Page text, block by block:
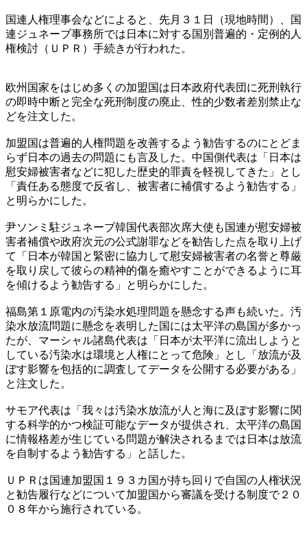
国連人権理事会などによると、先月３１日（現地時間）、国
連ジュネーブ事務所では日本に対する国別普遍的・定例的人
権検討（ＵＰＲ）手続きが行われた。
欧州国家をはじめ多くの加盟国は日本政府代表団に死刑執行
の即時中断と完全な死刑制度の廃止、性的少数者差別禁止な
どを注文した。
加盟国は普遍的人権問題を改善するよう勧告するのにとどま
らず日本の過去の問題にも言及した。中国側代表は「日本は
慰安婦被害者などに犯した歴史的罪責を軽視してきた」とし
「責任ある態度で反省し、被害者に補償するよう勧告する」
と明らかにした。
尹ソンミ駐ジュネーブ韓国代表部次席大使も国連が慰安婦被
害者補償や政府次元の公式謝罪などを勧告した点を取り上げ
て「日本が韓国と緊密に協力して慰安婦被害者の名誉と尊厳
を取り戻して彼らの精神的傷を癒やすことができるように耳
を傾けるよう勧告する」と明らかにした。
福島第１原電内の汚染水処理問題を懸念する声も続いた。汚
染水放流問題に懸念を表明した国には太平洋の島国が多かっ
たが、マーシャル諸島代表は「日本が太平洋に流出しようと
している汚染水は環境と人権にとって危険」とし「放流が及
ぼす影響を包括的に調査してデータを公開する必要がある」
と注文した。
サモア代表は「我々は汚染水放流が人と海に及ぼす影響に関
する科学的かつ検証可能なデータが提供され、太平洋の島国
に情報格差が生じている問題が解決されるまでは日本は放流
を自制するよう勧告する」と話した。
ＵＰＲは国連加盟国１９３カ国が持ち回りで自国の人権状況
と勧告履行などについて加盟国から審議を受ける制度で２０
０８年から施行されている。